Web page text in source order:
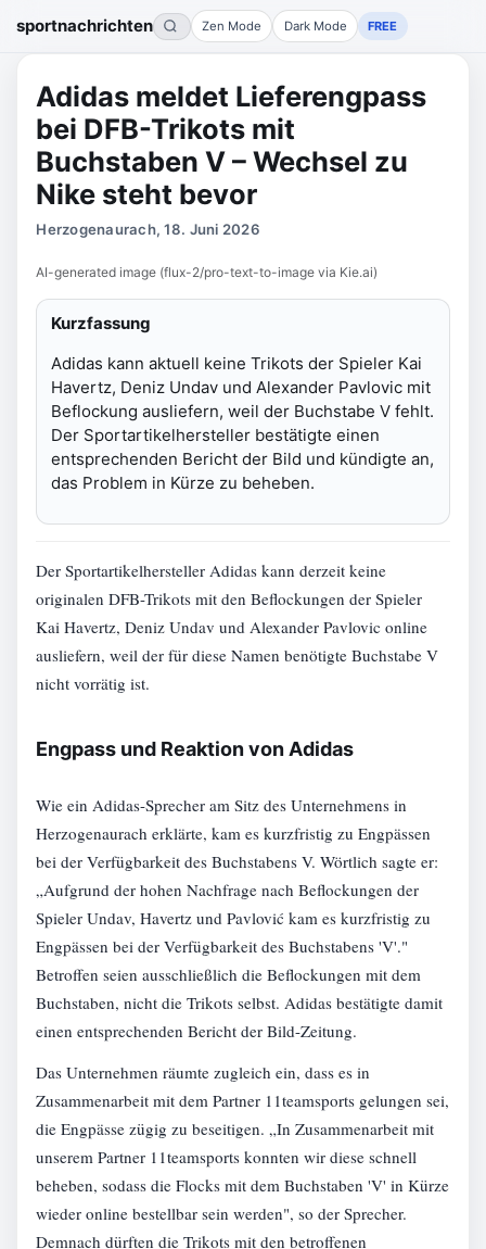
sportnachrichten Zen Mode Dark Mode FREE
Adidas meldet Lieferengpass
bei DFB-Trikots mit
Buchstaben V – Wechsel zu
Nike steht bevor
Herzogenaurach, 18. Juni 2026
AI-generated image (flux-2/pro-text-to-image via Kie.ai)
Kurzfassung
Adidas kann aktuell keine Trikots der Spieler Kai
Havertz, Deniz Undav und Alexander Pavlovic mit
Beflockung ausliefern, weil der Buchstabe V fehlt.
Der Sportartikelhersteller bestätigte einen
entsprechenden Bericht der Bild und kündigte an,
das Problem in Kürze zu beheben.
Der Sportartikelhersteller Adidas kann derzeit keine
originalen DFB-Trikots mit den Beflockungen der Spieler
Kai Havertz, Deniz Undav und Alexander Pavlovic online
ausliefern, weil der für diese Namen benötigte Buchstabe V
nicht vorrätig ist.
Engpass und Reaktion von Adidas
Wie ein Adidas-Sprecher am Sitz des Unternehmens in
Herzogenaurach erklärte, kam es kurzfristig zu Engpässen
bei der Verfügbarkeit des Buchstabens V. Wörtlich sagte er:
„Aufgrund der hohen Nachfrage nach Beflockungen der
Spieler Undav, Havertz und Pavlović kam es kurzfristig zu
Engpässen bei der Verfügbarkeit des Buchstabens 'V'."
Betroffen seien ausschließlich die Beflockungen mit dem
Buchstaben, nicht die Trikots selbst. Adidas bestätigte damit
einen entsprechenden Bericht der Bild-Zeitung.
Das Unternehmen räumte zugleich ein, dass es in
Zusammenarbeit mit dem Partner 11teamsports gelungen sei,
die Engpässe zügig zu beseitigen. „In Zusammenarbeit mit
unserem Partner 11teamsports konnten wir diese schnell
beheben, sodass die Flocks mit dem Buchstaben 'V' in Kürze
wieder online bestellbar sein werden", so der Sprecher.
Demnach dürften die Trikots mit den betroffenen